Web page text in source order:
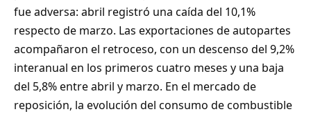
fue adversa: abril registró una caída del 10,1%
respecto de marzo. Las exportaciones de autopartes
acompañaron el retroceso, con un descenso del 9,2%
interanual en los primeros cuatro meses y una baja
del 5,8% entre abril y marzo. En el mercado de
reposición, la evolución del consumo de combustible